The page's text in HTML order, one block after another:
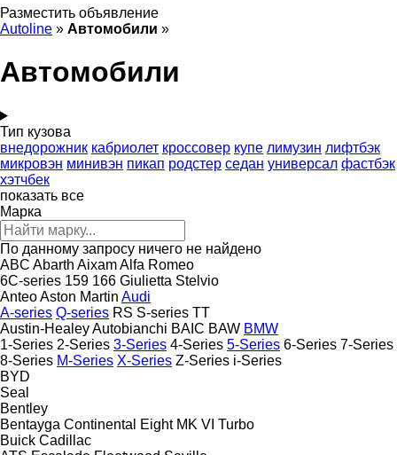
Разместить объявление
Autoline » Автомобили »
Автомобили
Тип кузова
внедорожник кабриолет кроссовер купе лимузин лифтбэк
микровэн минивэн пикап родстер седан универсал фастбэк
хэтчбек
показать все
Марка
По данному запросу ничего не найдено
ABC Abarth AixamAlfa Romeo
6C-series 159 166 Giulietta Stelvio
AnteoAston Martin Audi
A-series Q-series RS S-series TT
Austin-HealeyAutobianchi BAIC BAW BMW
1-Series 2-Series 3-Series 4-Series 5-Series 6-Series 7-Series
8-Series M-Series X-Series Z-Series i-Series
BYD
Seal
Bentley
Bentayga Continental Eight MK VI Turbo
Buick Cadillac